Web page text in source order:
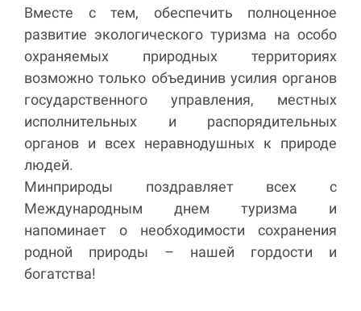
Вместе с тем, обеспечить полноценное
развитие экологического туризма на особо
охраняемых природных территориях
возможно только объединив усилия органов
государственного управления, местных
исполнительных и распорядительных
органов и всех неравнодушных к природе
людей.
Минприроды поздравляет всех с
Международным днем туризма и
напоминает о необходимости сохранения
родной природы – нашей гордости и
богатства!